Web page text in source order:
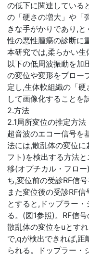
の低下に関連している
の「硬さの増大」や「
きな手がかりであり,
性の悪性腫瘍の診断に
本研究では,柔らかい
以下の低周波振動を加
の変位や変形をプロー
定し,生体軟組織の「
して画像化することを
2.方法
2.1局所変位の推定方法
超音波のエコー信号を
法には,散乱体の変位
フト)を検出する方法
移(オプチカル・フロ
ち,変位前の受診RF信号
また変位後の受診RF信
とすると,ドップラー
る。(図1参照)。RF信
散乱体の変位をuとす
で,qが検出できれば,
られる。ドップラー・